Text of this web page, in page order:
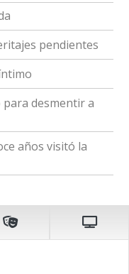
pendientes
desmentir a
años visitó la